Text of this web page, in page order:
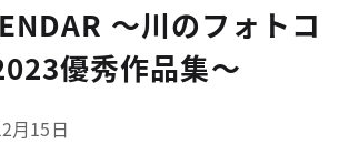
～川のフォトコ
優秀作品集～
月15日